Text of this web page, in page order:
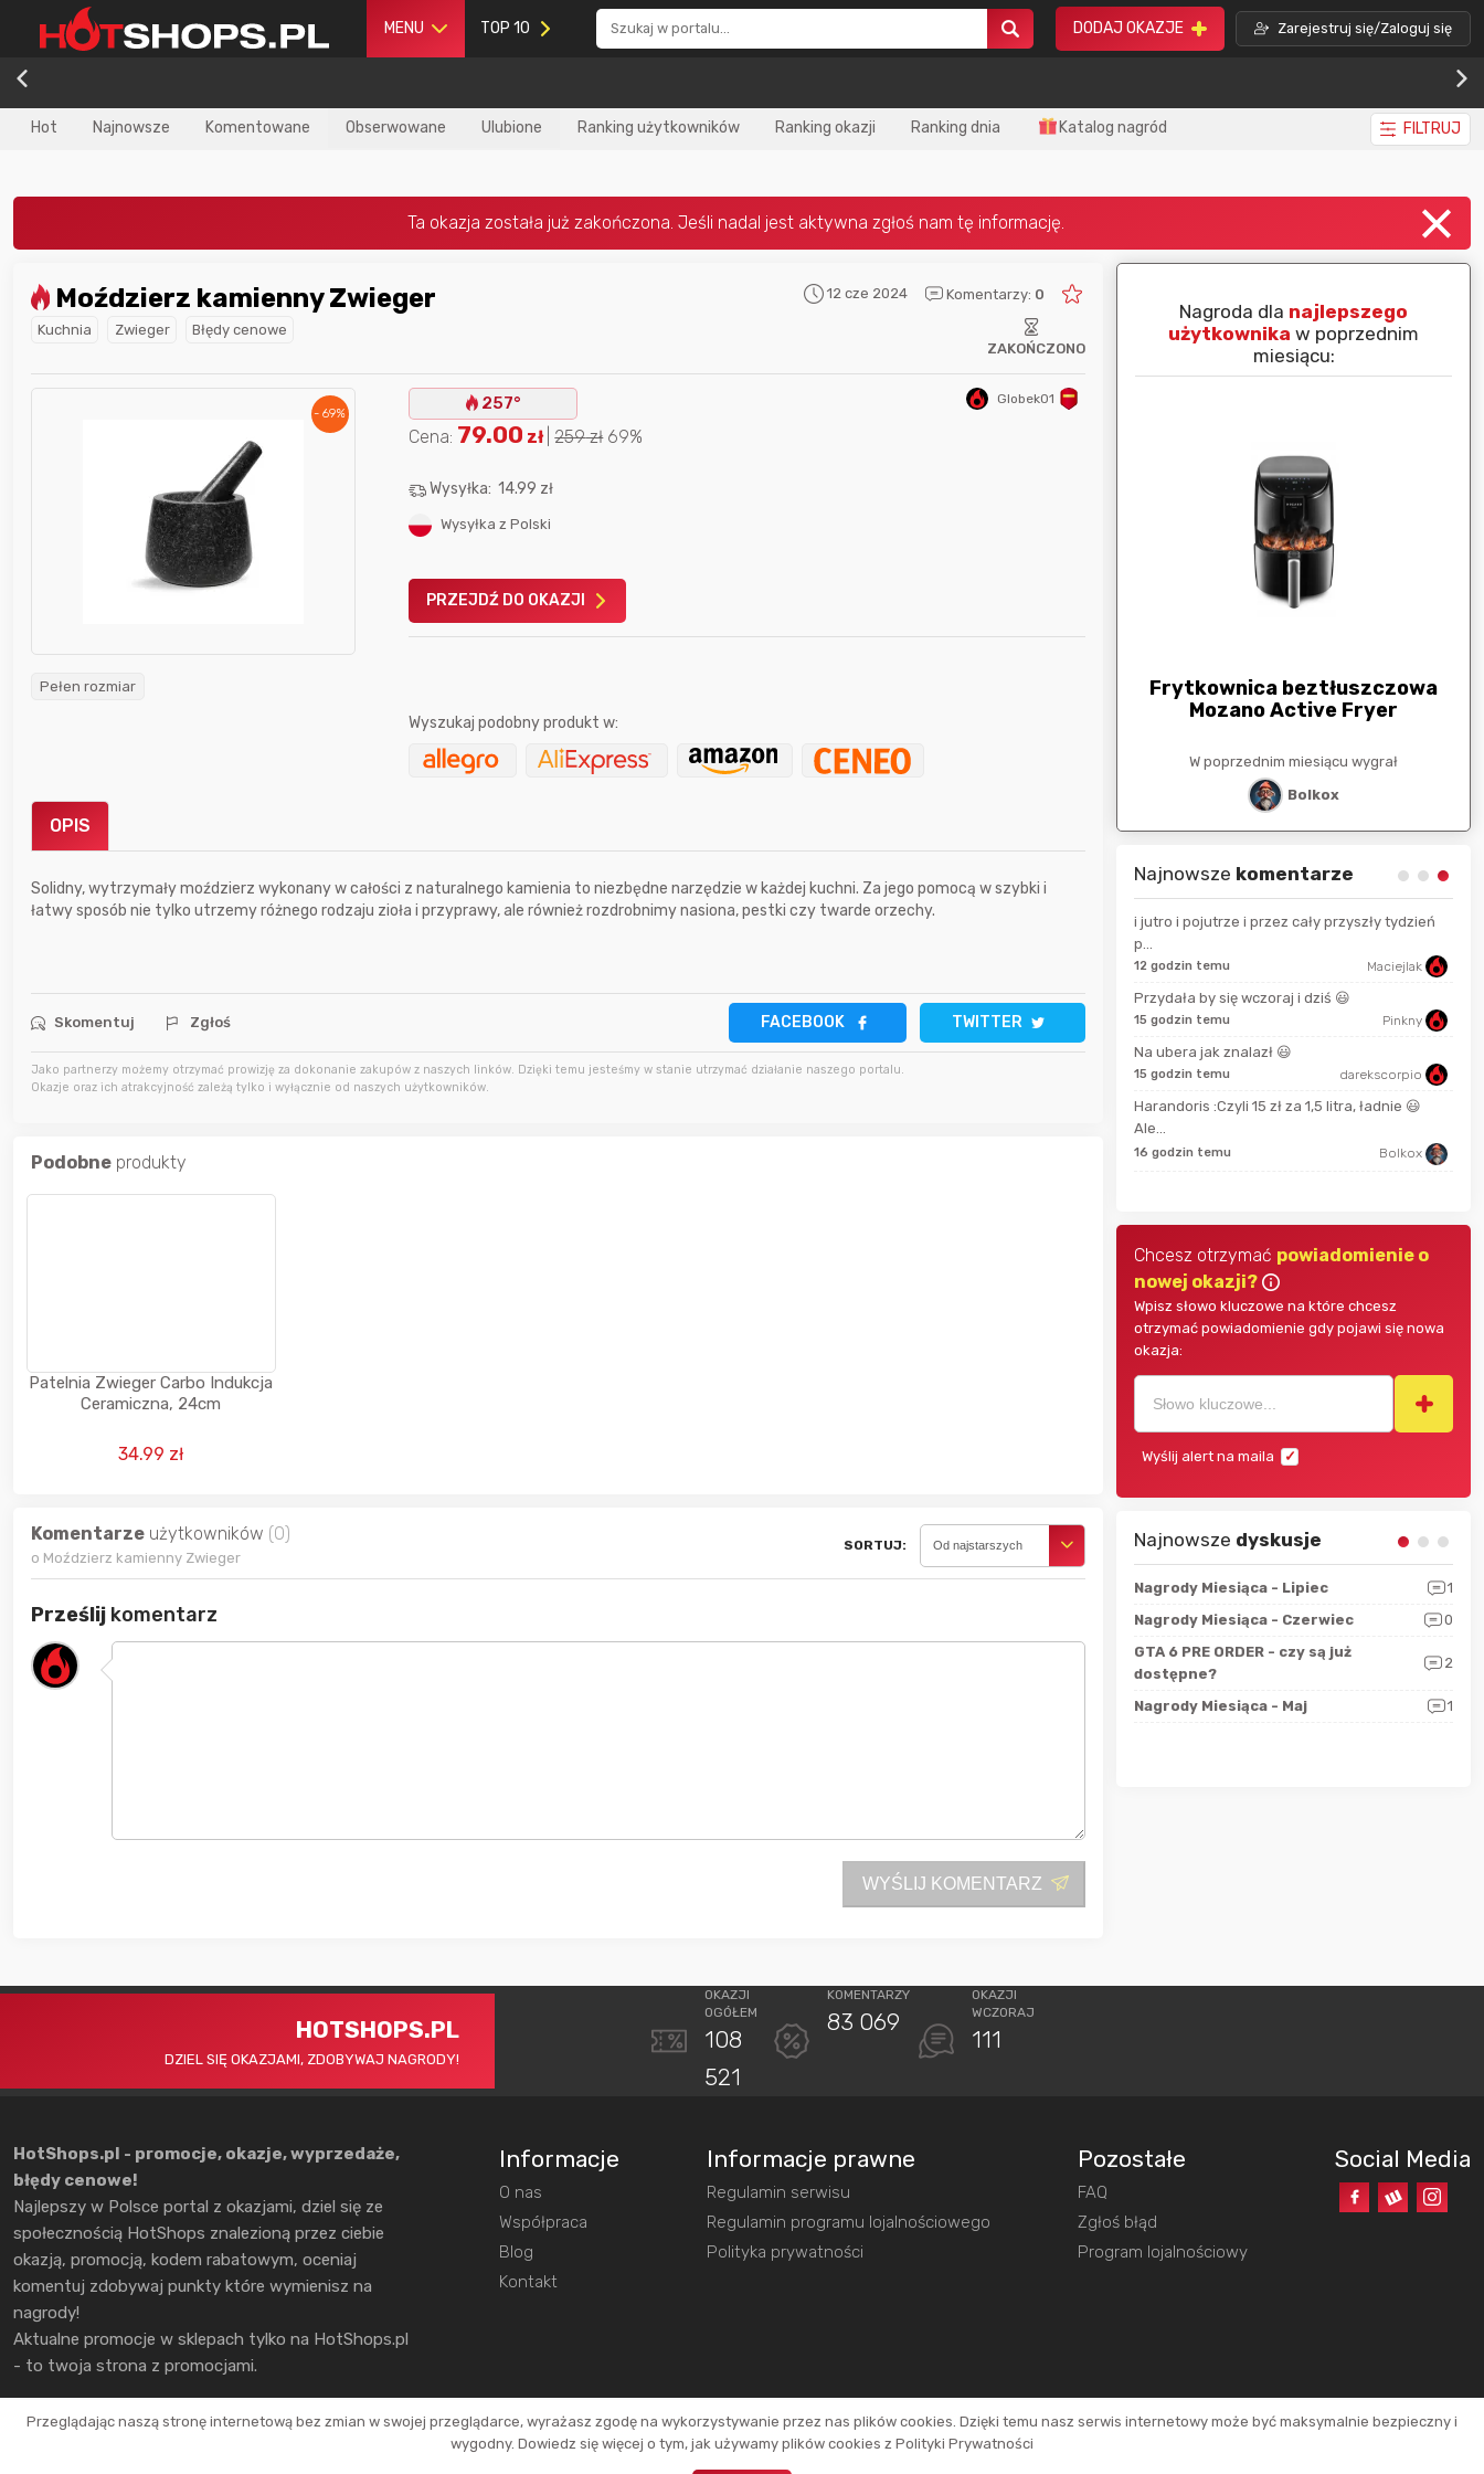
MENU TOP 10 DODAJ OKAZJE Zarejestruj się/Zaloguj się
Hot Najnowsze Komentowane Obserwowane Ulubione Ranking użytkowników Ranking okazji Ranking dnia Katalog nagród FILTRUJ
Moździerz kamienny Zwieger 12 cze 2024 Komentarzy: 0
Kuchnia Zwieger
Błędy cenowe
ZAKOŃCZONO
- 69%
Pełen rozmiar
257° Globek01
Cena: 79.00 zł 259zł 69%
Wysyłka:14.99 zł
Wysyłka z Polski
PRZEJDŹ DO OKAZJI
Wyszukaj podobny produkt w:
OPIS
Solidny, wytrzymały moździerz wykonany w całości z naturalnego kamienia to niezbędne narzędzie w każdej kuchni. Za jego pomocą w szybki i
łatwy sposób nie tylko utrzemy różnego rodzaju zioła i przyprawy, ale również rozdrobnimy nasiona, pestki czy twarde orzechy.
Skomentuj Zgłoś FACEBOOK TWITTER
Jako partnerzy możemy otrzymać prowizję za dokonanie zakupów z naszych linków. Dzięki temu jesteśmy w stanie utrzymać działanie naszego portalu.
Okazje oraz ich atrakcyjność zależą tylko i wyłącznie od naszych użytkowników.
Podobne produkty
Patelnia Zwieger Carbo Indukcja
Ceramiczna, 24cm
34.99 zł
Komentarze użytkowników (0)
o Moździerz kamienny Zwieger
SORTUJ: Od najstarszych
Prześlij komentarz
WYŚLIJ KOMENTARZ
najlepszego
w poprzednim
Nagroda dlanajlepszego
użytkownika
w poprzednim miesiącu:
Nagroda dla najlepszego
użytkownika w poprzednim
miesiącu:
Frytkownica beztłuszczowa
Mozano Active Fryer
W poprzednim miesiącu wygrał
Bolkox
Najnowsze komentarze
15 godzin temu
15 godzin temu darekscorpio
hotdog1990
11 godzin temu bartekcmg
11 godzin temu
i jutro i pojutrze i przez cały przyszły tydzień
p...
12 godzin temu Maciejlak
Przydała by się wczoraj i dziś 😃
15 godzin temu Pinkny
Na ubera jak znalazł 😃
15 godzin temu darekscorpio
Harandoris :Czyli 15 zł za 1,5 litra, ładnie 😃
Ale...
16 godzin temu Bolkox
Chcesz otrzymać powiadomienie o
nowej okazji?
Wpisz słowo kluczowe na które chcesz
otrzymać powiadomienie gdy pojawi się nowa
okazja:
Wyślij alert na maila
Najnowsze dyskusje
wytłumaczyc.
Nagrody Miesiąca - Lipiec
1
Nagrody Miesiąca - Czerwiec
0
GTA 6 PRE ORDER - czy są już
dostępne?
2
Nagrody Miesiąca - Maj 1
HOTSHOPS.PL
DZIEL SIĘ OKAZJAMI, ZDOBYWAJ NAGRODY!
OKAZJI
OGÓŁEM
108
521
KOMENTARZY
83 069
OKAZJI
WCZORAJ
111
HotShops.pl - promocje, okazje, wyprzedaże,
błędy cenowe!
Najlepszy w Polsce portal z okazjami, dziel się ze
społecznością HotShops znalezioną przez ciebie
okazją, promocją, kodem rabatowym, oceniaj
komentuj zdobywaj punkty które wymienisz na
nagrody!
Aktualne promocje w sklepach tylko na HotShops.pl
- to twoja strona z promocjami.
Informacje
O nas
Współpraca
Blog
Kontakt
Informacje prawne
Regulamin serwisu
Regulamin programu lojalnościowego
Polityka prywatności
Pozostałe
FAQ
Zgłoś błąd
Program lojalnościowy
Social Media
Copyright © 2026 HotShops.pl - Wszelkie prawa zastrzeżone.
Jako partnerzy możemy otrzymać prowizję za dokonanie zakupów z naszych linków. Dzięki temu jesteśmy w stanie utrzymać działanie naszego portalu.
Przeglądając naszą stronę internetową bez zmian w swojej przeglądarce, wyrażasz zgodę na wykorzystywanie przez nas plików cookies. Dzięki temu nasz serwis internetowy może być maksymalnie bezpieczny i
wygodny. Dowiedz się więcej o tym, jak używamy plików cookies z Polityki Prywatności